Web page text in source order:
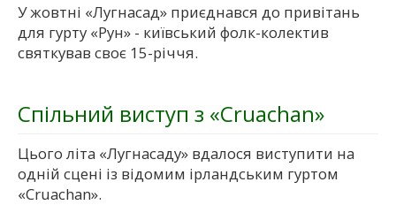
У жовтні «Лугнасад» приєднався до привітань
для гурту «Рун» - київський фолк-колектив
святкував своє 15-річчя.
Спільний виступ з «Cruachan»
Цього літа «Лугнасаду» вдалося виступити на
одній сцені із відомим ірландським гуртом
«Cruachan».